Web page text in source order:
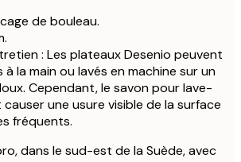
de bouleau.
: Les plateaux Desenio peuvent
la main ou lavés en machine sur un
Cependant, le savon pour lave-
une usure visible de la surface
fréquents.
dans le sud-est de la Suède, avec